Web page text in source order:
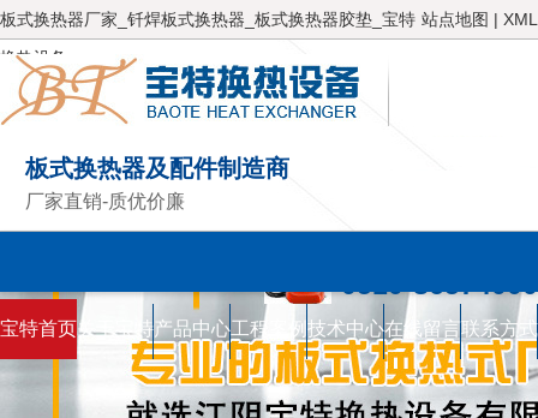
站点地图 | XML
板式换热器厂家_钎焊板式换热器_板式换热器胶垫_宝特
换热设备
板式换热器及配件制造商
厂家直销-质优价廉
0510-86574000
宝特首页关于宝特产品中心工程案例 技术中心在线留言联系方式